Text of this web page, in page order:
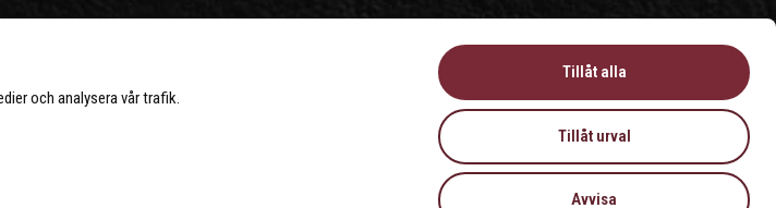
och analysera vår trafik.
Tillåt alla
Tillåt urval
Avvisa